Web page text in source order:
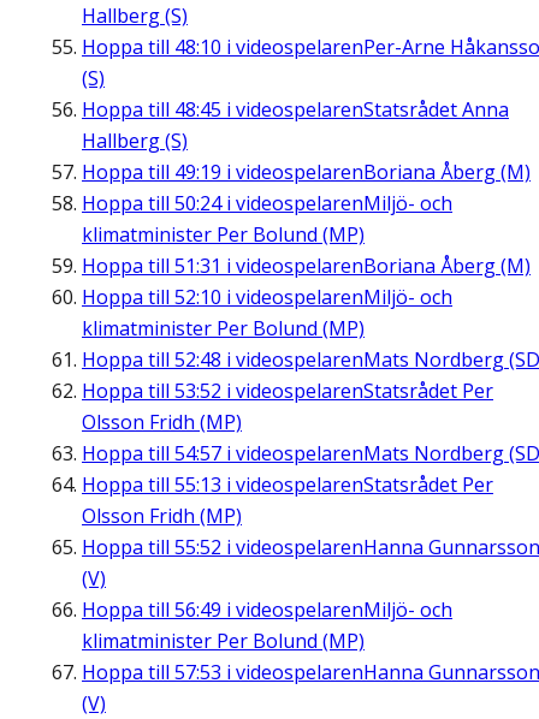
Hallberg (S)
Hoppa till 48:10 i videospelarenPer-Arne
(S)
Hoppa till 48:45 i videospelarenStatsrådet Anna
Hallberg (S)
Hoppa till 49:19 i videospelarenBoriana Åberg (M)
Hoppa till 50:24i videospelarenMiljö- och
klimatminister Per Bolund (MP)
Hoppa till 51:31 i videospelarenBoriana Åberg (M)
Hoppa till 52:10 i videospelarenMiljö- och
klimatminister Per Bolund (MP)
Hoppa till 52:48 i videospelarenMats Nordberg
Hoppa till 53:52 i videospelarenStatsrådet Per
Olsson Fridh (MP)
Hoppa till 54:57 i videospelarenMats Nordberg
Hoppa till 55:13 i videospelarenStatsrådet Per
Olsson Fridh (MP)
Hoppa till 55:52 i videospelarenHanna Gunnarsson
(V)
Hoppa till 56:49 i videospelarenMiljö- och
klimatminister Per Bolund (MP)
Hoppa till 57:53 i videospelarenHanna Gunnarsson
(V)